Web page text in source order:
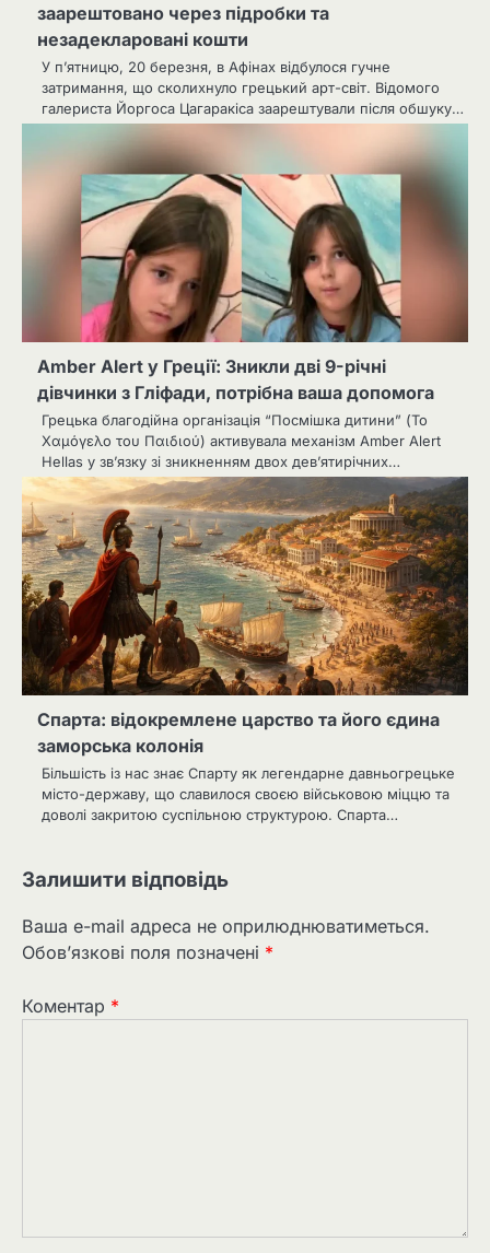
заарештовано через підробки та
незадекларовані кошти
У п’ятницю, 20 березня, в Афінах відбулося гучне
затримання, що сколихнуло грецький арт-світ. Відомого
галериста Йоргоса Цагаракіса заарештували після обшуку…
Amber Alert у Греції: Зникли дві 9-річні
дівчинки з Гліфади, потрібна ваша допомога
Грецька благодійна організація “Посмішка дитини” (Το
Χαμόγελο του Παιδιού) активувала механізм Amber Alert
Hellas у зв’язку зі зникненням двох дев’ятирічних…
Спарта: відокремлене царство та його єдина
заморська колонія
Більшість із нас знає Спарту як легендарне давньогрецьке
місто-державу, що славилося своєю військовою міццю та
доволі закритою суспільною структурою. Спарта…
Залишити відповідь
Ваша e-mail адреса не оприлюднюватиметься.
Обов’язкові поля позначені *
Коментар *